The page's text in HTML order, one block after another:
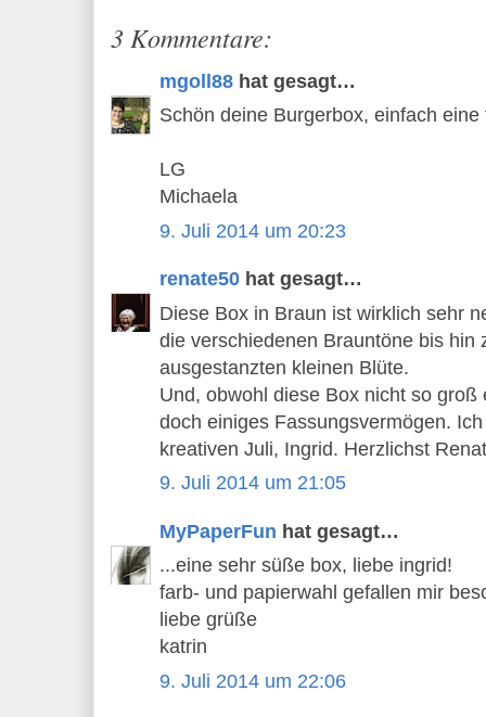
3 Kommentare:
mgoll88 hat gesagt…
Schön deine Burgerbox, einfach
LG
Michaela
9. Juli 2014 um 20:23
renate50 hat gesagt…
Diese Box in Braun ist wirklich sehr
die verschiedenen Brauntöne bis hin
ausgestanzten kleinen Blüte.
Und, obwohl diese Box nicht so groß
doch einiges Fassungsvermögen.
kreativen Juli, Ingrid. Herzlichst
9. Juli 2014 um 21:05
MyPaperFun hat gesagt…
...eine sehr süße box, liebe ingrid!
farb- und papierwahl gefallen mir
liebe grüße
katrin
9. Juli 2014 um 22:06